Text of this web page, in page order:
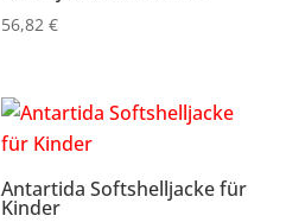
56,82€
Antartida Softshelljacke für
Kinder